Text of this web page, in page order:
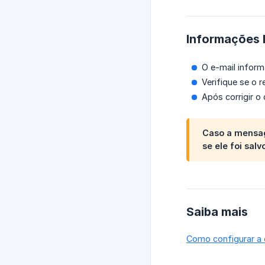
Informações
O e-mail
Verifique se o
Após corrigir o
Caso a
se ele foi
Saiba mais
Como configurar a